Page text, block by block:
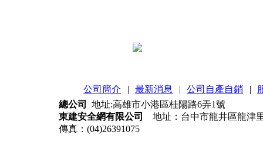
公司簡介 | 最新消息 | 公司自產自銷 |
總公司
地址:高雄市小港區桂陽路6弄1號
東建安全網有限公司
地址：台中市龍井區龍津
傳真：(04)26391075